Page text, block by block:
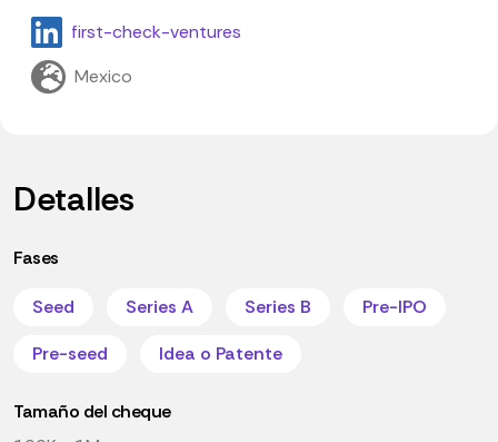
first-check-ventures
Mexico
Detalles
Fases
Seed Series A Series B
Pre-IPO
Pre-seed
Idea o Patente
Tamaño del cheque